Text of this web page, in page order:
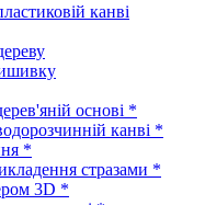
канві
основі *
канві *
*
стразами *
3D *